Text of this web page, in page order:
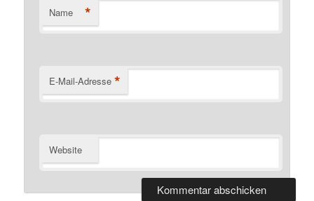
Name *
E-Mail-Adresse *
Website